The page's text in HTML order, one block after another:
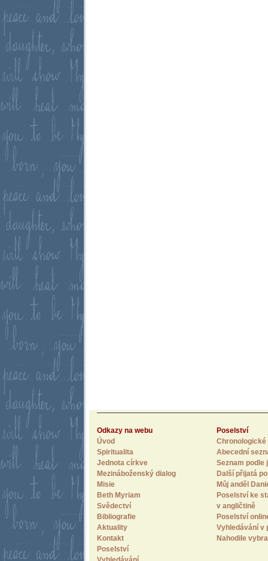
Odkazy na webu
Úvod
Spiritualita
Jednota církve
Mezináboženský dialog
Misie
Beth Myriam
Svědectví
Bibliografie
Aktuality
Kontakt
Poselství
Poselství
Chronologické
Abecední
Seznam
Další přijatá
Můj anděl
Poselství ke
v angličtině
Poselství
Vyhledávání v
Nahodile